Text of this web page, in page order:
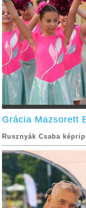
Grácia Mazsorett
Rusznyák Csaba